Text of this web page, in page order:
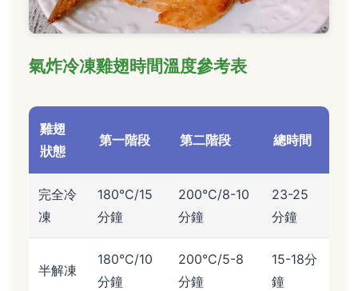
氣炸冷凍雞翅時間溫度參考表
雞翅
狀態
第一階段 第二階段 總時間
完全冷
凍
180°C/15
分鐘
200°C/8-10
分鐘
23-25
分鐘
半解凍
180°C/10
分鐘
200°C/5-8
分鐘
15-18分
鐘